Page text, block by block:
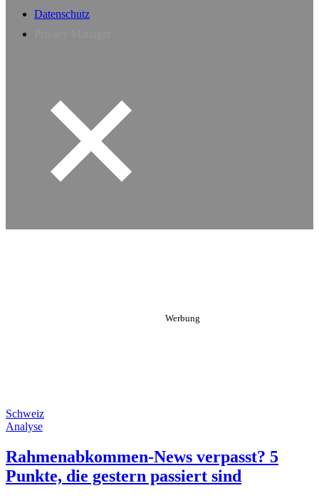
Datenschutz
Schweiz
Analyse
Rahmenabkommen-News verpasst? 5
Punkte, die gestern passiert sind